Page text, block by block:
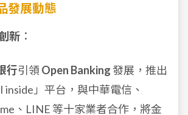
發展動態
新 ：
行引領 Open Banking發展，推出
inside」平台，與中華電信、
、LINE 等十家業者合作，將金